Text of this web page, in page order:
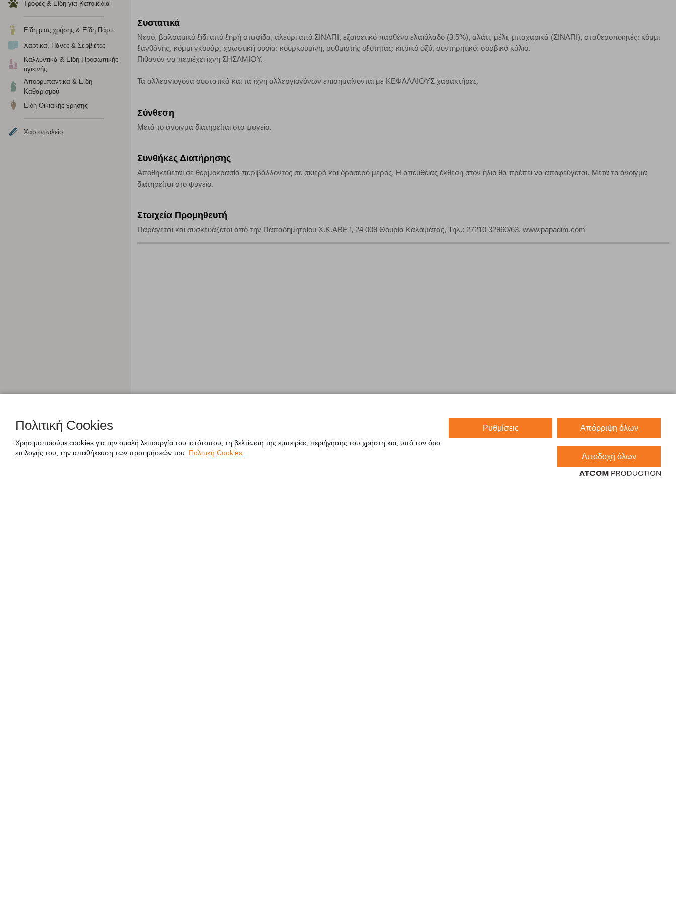
Τροφές & Είδη για Κατοικίδια
Είδη μιας χρήσης & Είδη Πάρτι
Χαρτικά, Πάνες & Σερβιέτες
Καλλυντικά & Είδη Προσωπικής
υγιεινής
Απορρυπαντικά & Είδη
Καθαρισμού
Είδη Οικιακής χρήσης
Χαρτοπωλείο
Συστατικά
Νερό, βαλσαμικό ξίδι από ξηρή σταφίδα, αλεύρι από ΣΙΝΑΠΙ, εξαιρετικό παρθένο ελαιόλαδο (3.5%), αλάτι, μέλι, μπαχαρικά (ΣΙΝΑΠΙ), σταθεροποιητές: κόμμι
ξανθάνης, κόμμι γκουάρ, χρωστική ουσία: κουρκουμίνη, ρυθμιστής οξύτητας: κιτρικό οξύ, συντηρητικό: σορβικό κάλιο.
Πιθανόν να περιέχει ίχνη ΣΗΣΑΜΙΟΥ.
Τα αλλεργιογόνα συστατικά και τα ίχνη αλλεργιογόνων επισημαίνονται με ΚΕΦΑΛΑΙΟΥΣ χαρακτήρες.
Σύνθεση
Μετά το άνοιγμα διατηρείται στο ψυγείο.
Συνθήκες Διατήρησης
Αποθηκεύεται σε θερμοκρασία περιβάλλοντος σε σκιερό και δροσερό μέρος. Η απευθείας έκθεση στον ήλιο θα πρέπει να αποφεύγεται. Μετά το άνοιγμα
διατηρείται στο ψυγείο.
Στοιχεία Προμηθευτή
Παράγεται και συσκευάζεται από την Παπαδημητρίου Χ.Κ.ΑΒΕΤ, 24 009 Θουρία Καλαμάτας, Τηλ.: 27210 32960/63, www.papadim.com
Πολιτική Cookies
Χρησιμοποιούμε cookies για την ομαλή λειτουργία του ιστότοπου, τη βελτίωση της εμπειρίας περιήγησης του χρήστη και, υπό τον όρο
επιλογής του, την αποθήκευση των προτιμήσεών του.
Πολιτική Cookies.
Ρυθμίσεις Απόρριψη όλων
Αποδοχή όλων
να γνωρίζουμε ποιες σελίδες είναι περισσότερο, ή λιγότερο δημοφιλείς και να βλέπουμε την αλληλεπίδραση του χρήστη και το χρόνο παραμονής του. Οι πληροφορίες που συλλέγονται από αυτά
Απολύτως απαραίτητα cookies Πάντα Ενεργό
Η συγκεκριμένη κατηγορία cookies είναι απαραίτητη για τη λειτουργία του ιστότοπου και ενεργοποιημένη. Έχετε ωστόσο τη δυνατότητα να ρυθμίσετε το πρόγραμμα περιήγησής σας ώστε να